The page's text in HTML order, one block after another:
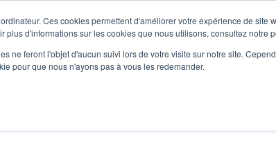
Ces cookies permettent d'améliorer votre expérience de
plus d'informations sur les cookies que nous utilisons, consultez notre
ne feront l'objet d'aucun suivi lors de votre visite sur notre site.
pour que nous n'ayons pas à vous les redemander.
Notre Offre